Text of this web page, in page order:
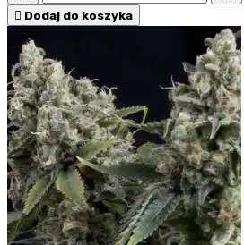
 Dodaj do koszyka